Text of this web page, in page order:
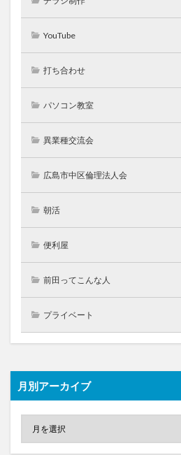
YouTube
打ち合わせ
パソコン教室
異業種交流会
広島市中区倫理法人会
朝活
便利屋
前田ってこんな人
プライベート
月別アーカイブ